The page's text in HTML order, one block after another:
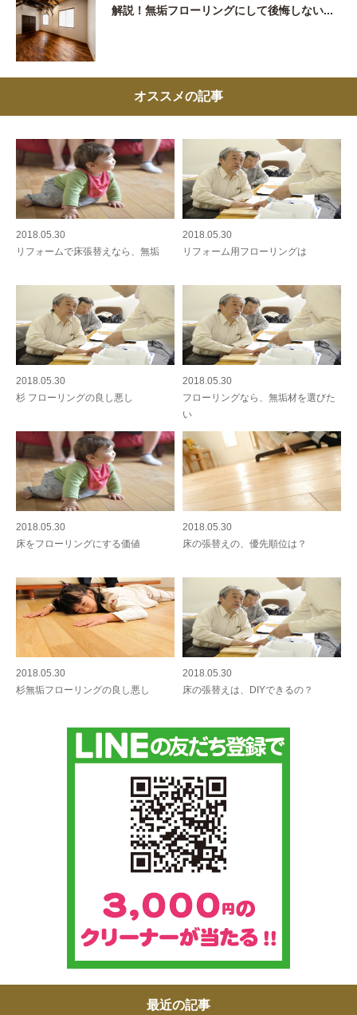
解説！無垢フローリングにして後悔しない...
オススメの記事
2018.05.30
リフォームで床張替えなら、無垢
2018.05.30
リフォーム用フローリングは
2018.05.30
杉 フローリングの良し悪し
2018.05.30
フローリングなら、無垢材を選びた
い
2018.05.30
床をフローリングにする価値
2018.05.30
床の張替えの、優先順位は？
2018.05.30
杉無垢フローリングの良し悪し
2018.05.30
床の張替えは、DIYできるの？
最近の記事